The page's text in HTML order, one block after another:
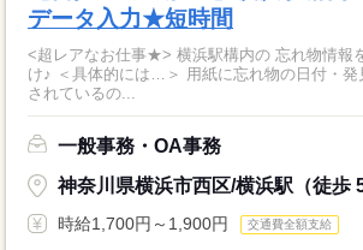
データ入力★短時間
<超レアなお仕事★> 横浜駅構内の 忘れ物情報をポチポチ入力するだ
け♪ ＜具体的には…＞ 用紙に忘れ物の日付・発見場所、特徴が 記載
されているの...
一般事務・OA事務
神奈川県横浜市西区/横浜駅（徒歩 5
時給1,700円～1,900円 交通費全額支給